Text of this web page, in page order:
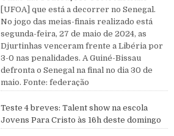
[UFOA] que está a decorrer no Senegal.
No jogo das meias-finais realizado está
segunda-feira, 27 de maio de 2024, as
Djurtinhas venceram frente a Libéria por
3-0 nas penalidades. A Guiné-Bissau
defronta o Senegal na final no dia 30 de
maio. Fonte: federação
Teste 4 breves: Talent show na escola
Jovens Para Cristo às 16h deste domingo